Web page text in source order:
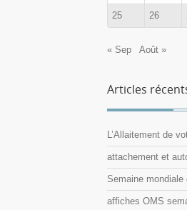
25 26
« Sep Août »
Articles
L’Allaitement de
attachement et
Semaine mondiale
affiches OMS